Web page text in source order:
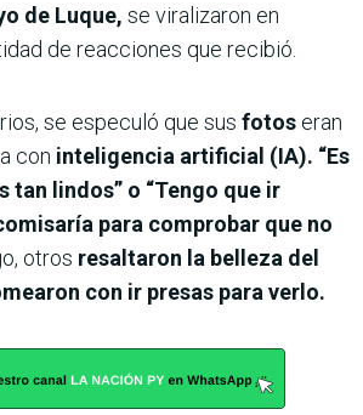
de Luque, se viralizaron en
de reacciones que recibió.
se especuló que sus fotos eran
con inteligencia artificial (IA). “Es
tan lindos” o “Tengo que ir
para comprobar que no
otros resaltaron la belleza del
con ir presas para verlo.